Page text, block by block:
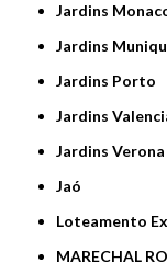
Jardins
Jardins
Jardins Porto
Jardins
Jardins Verona
Jaó
Loteamento
MARECHAL